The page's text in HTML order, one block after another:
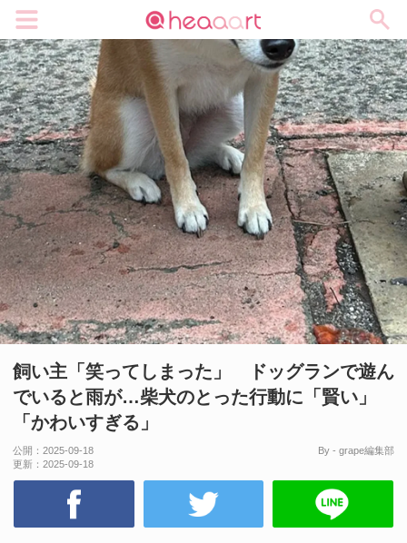
飼い主「笑ってしまった」 ドッグランで遊ん
でいると雨が…柴犬のとった行動に「賢い」
「かわいすぎる」
公開： 2025-09-18
更新： 2025-09-18
By - grape編集部